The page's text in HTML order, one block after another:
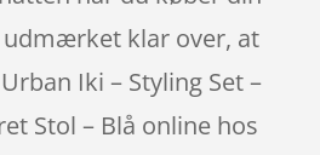
udmærket klar over, at
Iki – Styling Set –
Stol – Blå online hos